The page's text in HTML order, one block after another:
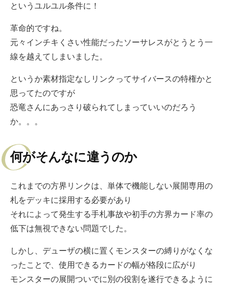
というユルユル条件に！
革命的ですね。
元々インチキくさい性能だったソーサレスがとうとう一
線を越えてしまいました。
というか素材指定なしリンクってサイバースの特権かと
思ってたのですが
恐竜さんにあっさり破られてしまっていいのだろう
か。。。
何がそんなに違うのか
これまでの方界リンクは、単体で機能しない展開専用の
札をデッキに採用する必要があり
それによって発生する手札事故や初手の方界カード率の
低下は無視できない問題でした。
しかし、デューザの横に置くモンスターの縛りがなくな
ったことで、使用できるカードの幅が格段に広がり
モンスターの展開ついでに別の役割を遂行できるように